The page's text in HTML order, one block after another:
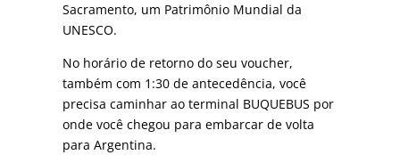
Sacramento, um Patrimônio Mundial da
UNESCO.
No horário de retorno do seu voucher,
também com 1:30 de antecedência, você
precisa caminhar ao terminal BUQUEBUS por
onde você chegou para embarcar de volta
para Argentina.